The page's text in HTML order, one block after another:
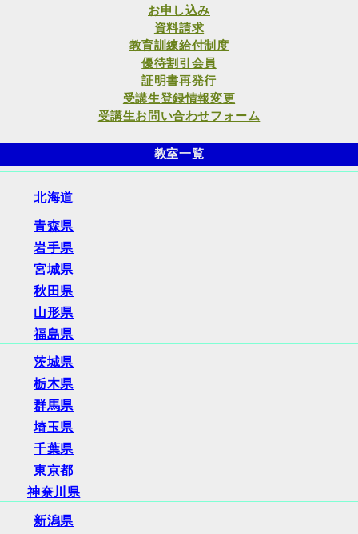
お申し込み
資料請求
教育訓練給付制度
優待割引会員
証明書再発行
受講生登録情報変更
受講生お問い合わせフォーム
教室一覧
北海道
青森県
岩手県
宮城県
秋田県
山形県
福島県
茨城県
栃木県
群馬県
埼玉県
千葉県
東京都
神奈川県
新潟県